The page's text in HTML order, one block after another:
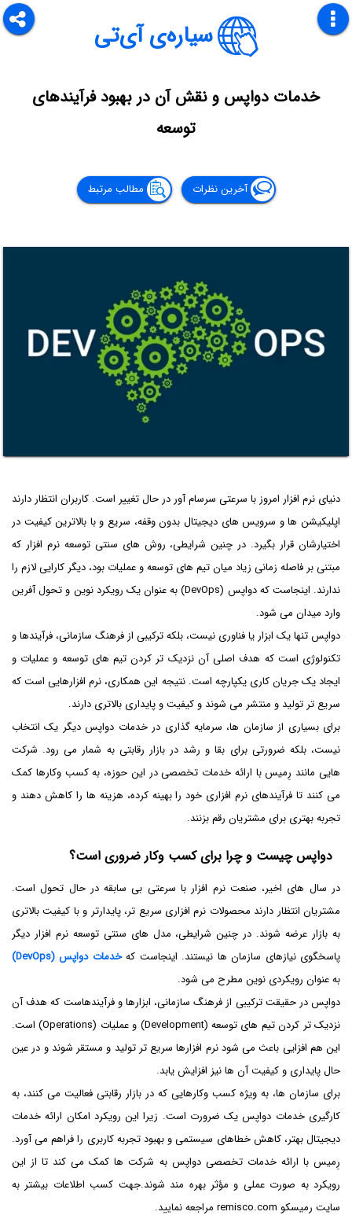
سیاره‌ی آی‌تی
خدمات دواپس و نقش آن در بهبود فرآیندهای
توسعه
آخرین نظرات مطالب مرتبط
دنیای نرم افزار امروز با سرعتی سرسام آور در حال تغییر است. کاربران انتظار دارند
اپلیکیشن ها و سرویس های دیجیتال بدون وقفه، سریع و با بالاترین کیفیت در
اختیارشان قرار بگیرد. در چنین شرایطی، روش های سنتی توسعه نرم افزار که
مبتنی بر فاصله زمانی زیاد میان تیم های توسعه و عملیات بود، دیگر کارایی لازم را
ندارند. اینجاست که دواپس (DevOps) به عنوان یک رویکرد نوین و تحول آفرین
وارد میدان می شود.
دواپس تنها یک ابزار یا فناوری نیست، بلکه ترکیبی از فرهنگ سازمانی، فرآیندها و
تکنولوژی است که هدف اصلی آن نزدیک تر کردن تیم های توسعه و عملیات و
ایجاد یک جریان کاری یکپارچه است. نتیجه این همکاری، نرم افزارهایی است که
سریع تر تولید و منتشر می شوند و کیفیت و پایداری بالاتری دارند.
برای بسیاری از سازمان ها، سرمایه گذاری در خدمات دواپس دیگر یک انتخاب
نیست، بلکه ضرورتی برای بقا و رشد در بازار رقابتی به شمار می رود. شرکت
هایی مانند رِمیس با ارائه خدمات تخصصی در این حوزه، به کسب وکارها کمک
می کنند تا فرآیندهای نرم افزاری خود را بهینه کرده، هزینه ها را کاهش دهند و
تجربه بهتری برای مشتریان رقم بزنند.
دواپس چیست و چرا برای کسب وکار ضروری است؟
در سال های اخیر، صنعت نرم افزار با سرعتی بی سابقه در حال تحول است.
مشتریان انتظار دارند محصولات نرم افزاری سریع تر، پایدارتر و با کیفیت بالاتری
به بازار عرضه شوند. در چنین شرایطی، مدل های سنتی توسعه نرم افزار دیگر
پاسخگوی نیازهای سازمان ها نیستند. اینجاست کهخدمات دواپس (DevOps)
به عنوان رویکردی نوین مطرح می شود.
دواپس در حقیقت ترکیبی از فرهنگ سازمانی، ابزارها و فرآیندهاست که هدف آن
نزدیک تر کردن تیم های توسعه (Development) و عملیات (Operations) است.
این هم افزایی باعث می شود نرم افزارها سریع تر تولید و مستقر شوند و در عین
حال پایداری و کیفیت آن ها نیز افزایش یابد.
برای سازمان ها، به ویژه کسب وکارهایی که در بازار رقابتی فعالیت می کنند، به
کارگیری خدمات دواپس یک ضرورت است. زیرا این رویکرد امکان ارائه خدمات
دیجیتال بهتر، کاهش خطاهای سیستمی و بهبود تجربه کاربری را فراهم می آورد.
رِمیس با ارائه خدمات تخصصی دواپس به شرکت ها کمک می کند تا از این
رویکرد به صورت عملی و مؤثر بهره مند شوند.جهت کسب اطلاعات بیشتر به
سایت رمیسکو remisco.com مراجعه نمایید.